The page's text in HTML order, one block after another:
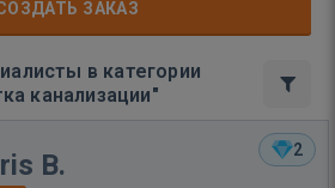
ЗАКАЗ
в категории
канализации"
2
B.